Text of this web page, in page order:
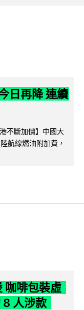
日再降 連續
不斷加價】中國大
航線燃油附加費，
咖啡包裝虛
8 人涉款